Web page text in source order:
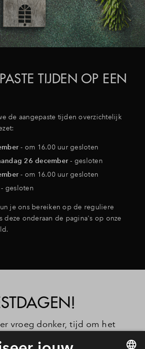
TIJDEN OP EEN
de aangepaste tijden overzichtelijk
- om 16.00 uur gesloten
26 december - gesloten
- om 16.00 uur gesloten
gesloten
je ons bereiken op de reguliere
deze onderaan de pagina's op onze
vroeg donker, tijd om het
met sfeervolle kerstversiering